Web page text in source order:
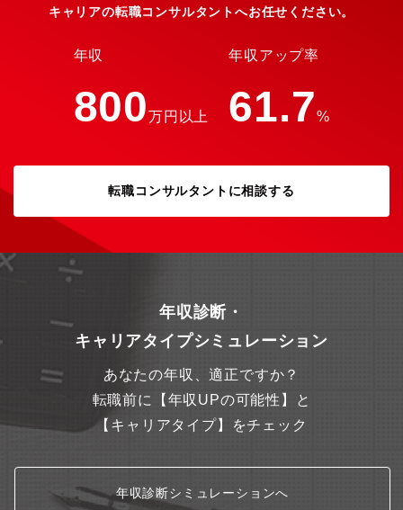
キャリアの転職コンサルタントへお任せください。
年収
800万円以上
年収アップ率
61.7%
転職コンサルタントに相談する
年収診断・
キャリアタイプシミュレーション
あなたの年収、適正ですか？
転職前に【年収UPの可能性】と
【キャリアタイプ】をチェック
年収診断シミュレーションへ